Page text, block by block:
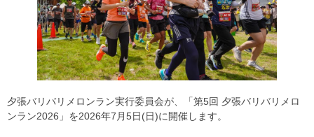
夕張バリバリメロンラン実行委員会が、「第5回 夕張バリバリメロ
ンラン2026」を2026年7月5日(日)に開催します。